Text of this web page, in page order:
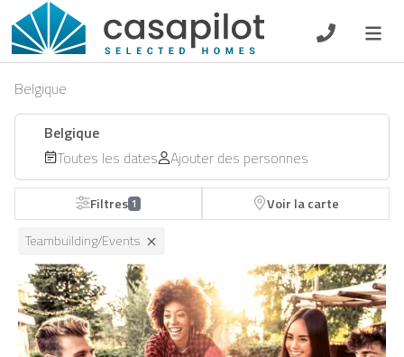
DE
Petit-déjeuner
Chèque-cadeau
Propriétaire
Belgique
Belgique
Toutes les dates
Ajouter des personnes
Filtres 1
Voir la carte
Teambuilding/Events